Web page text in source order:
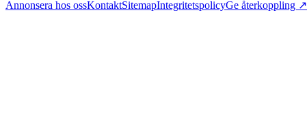
Annonsera hos ossKontaktSitemapIntegritetspolicyGe återkoppling ↗